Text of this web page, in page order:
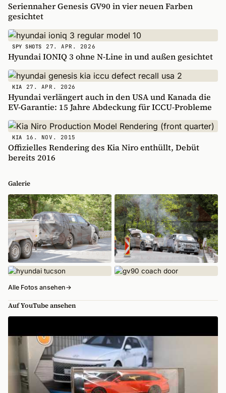
Seriennaher Genesis GV90 in vier neuen Farben
gesichtet
SPY SHOTS 27. APR. 2026
Hyundai IONIQ 3 ohne N-Line in und außen gesichtet
KIA 27. APR. 2026
Hyundai verlängert auch in den USA und Kanada die
EV-Garantie: 15 Jahre Abdeckung für ICCU-Probleme
KIA 16. NOV. 2015
Offizielles Rendering des Kia Niro enthüllt, Debüt
bereits 2016
Galerie
Alle Fotos ansehen→
Auf YouTube ansehen